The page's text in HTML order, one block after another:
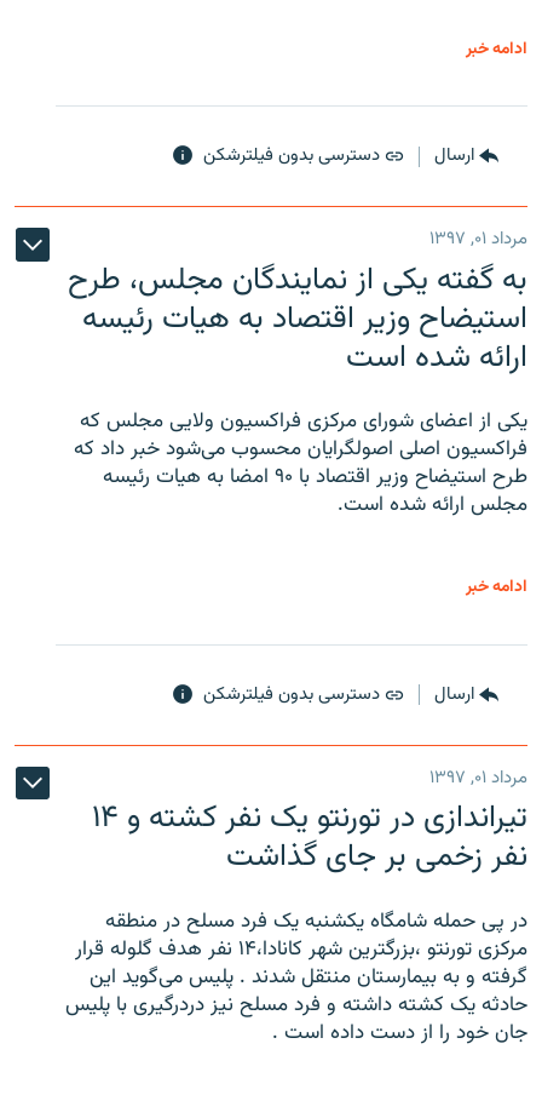
ادامه خبر
ارسال دسترسی بدون فیلترشکن
مرداد ۰۱, ۱۳۹۷
به گفته یکی از نمایندگان مجلس، طرح
استیضاح وزیر اقتصاد به هیات رئیسه
ارائه شده است
یکی از اعضای شورای مرکزی فراکسیون ولایی مجلس که
فراکسیون اصلی اصولگرایان محسوب می‌شود خبر داد که
طرح استیضاح وزیر اقتصاد با ۹۰ امضا به هیات رئیسه
مجلس ارائه شده است.
ادامه خبر
ارسال دسترسی بدون فیلترشکن
مرداد ۰۱, ۱۳۹۷
تیراندازی در تورنتو یک نفر کشته و ۱۴
نفر زخمی بر جای گذاشت
در پی حمله شامگاه یکشنبه یک فرد مسلح در منطقه
مرکزی تورنتو ،‌بزرگترین شهر کانادا،۱۴ نفر هدف گلوله قرار
گرفته و به بیمارستان منتقل شدند . پلیس می‌گوید این
حادثه یک کشته داشته و فرد مسلح نیز دردرگیری با پلیس
جان خود را از دست داده است .